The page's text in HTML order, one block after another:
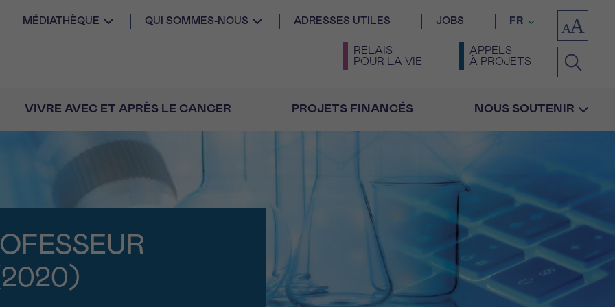
MÉDIATHÈQUE QUI SOMMES-NOUS ADRESSES UTILES JOBS FR
RELAIS
POUR LA VIE
APPELS
À PROJETS
VIVRE AVEC ET APRÈS LE CANCER PROJETS FINANCÉS NOUS SOUTENIR
SEUL
pour répondre à
sur le cancer
Question
DU RENDEZ-VOUS